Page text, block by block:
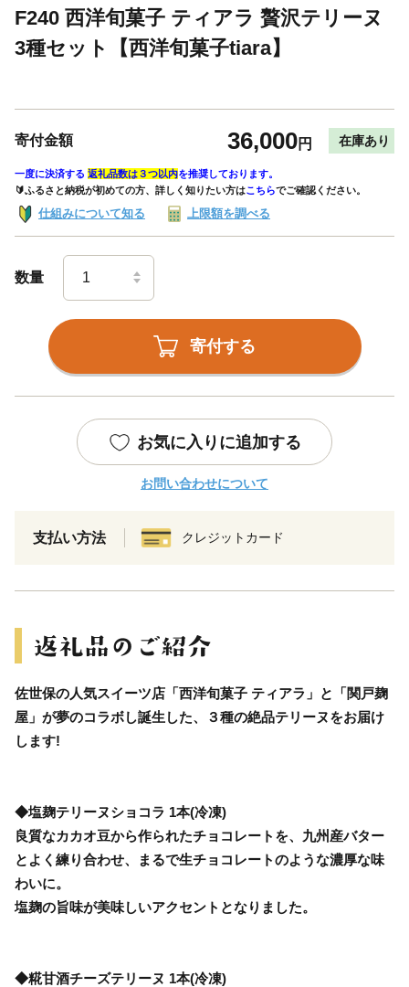
F240 西洋旬菓子 ティアラ 贅沢テリーヌ
3種セット【西洋旬菓子tiara】
寄付金額 36,000円 在庫あり
一度に決済する 返礼品数は３つ以内を推奨しております。
🔰ふるさと納税が初めての方、詳しく知りたい方はこちらでご確認ください。
仕組みについて知る 上限額を調べる
数量
寄付する
お気に入りに追加する
お問い合わせについて
支払い方法 クレジットカード
佐世保の人気スイーツ店「西洋旬菓子 ティアラ」と「関戸麹
屋」が夢のコラボし誕生した、３種の絶品テリーヌをお届け
します!
◆塩麹テリーヌショコラ 1本(冷凍)
良質なカカオ豆から作られたチョコレートを、九州産バター
とよく練り合わせ、まるで生チョコレートのような濃厚な味
わいに。
塩麹の旨味が美味しいアクセントとなりました。
◆糀甘酒チーズテリーヌ 1本(冷凍)